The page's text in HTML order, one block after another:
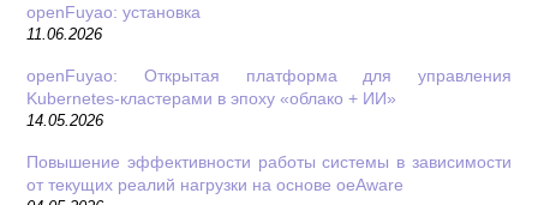
openFuyao: установка
11.06.2026
openFuyao: Открытая платформа для управления
Kubernetes-кластерами в эпоху «облако + ИИ»
14.05.2026
Повышение эффективности работы системы в зависимости
от текущих реалий нагрузки на основе oeAware